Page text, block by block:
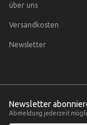
über uns
Versandkosten
Newsletter
Newsletter
Abmeldung jederzeit